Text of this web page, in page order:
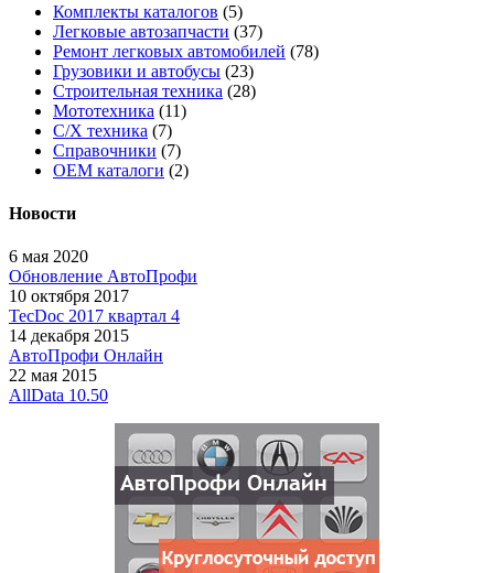
Комплекты каталогов (5)
Легковые автозапчасти (37)
Ремонт легковых автомобилей (78)
Грузовики и автобусы (23)
Строительная техника (28)
Мототехника (11)
С/Х техника (7)
Справочники (7)
OEM каталоги (2)
Новости
6 мая 2020
Обновление АвтоПрофи
10 октября 2017
TecDoc 2017 квартал 4
14 декабря 2015
АвтоПрофи Онлайн
22 мая 2015
AllData 10.50